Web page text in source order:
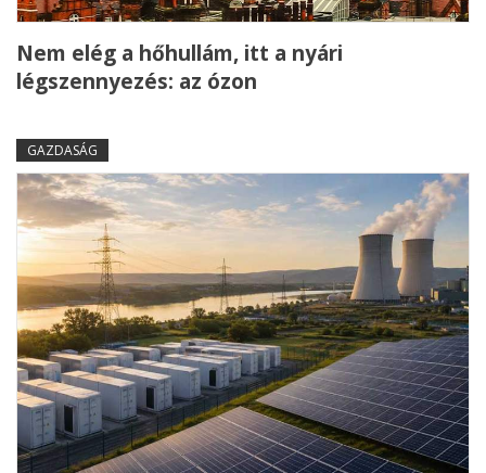
Nem elég a hőhullám, itt a nyári
légszennyezés: az ózon
GAZDASÁG